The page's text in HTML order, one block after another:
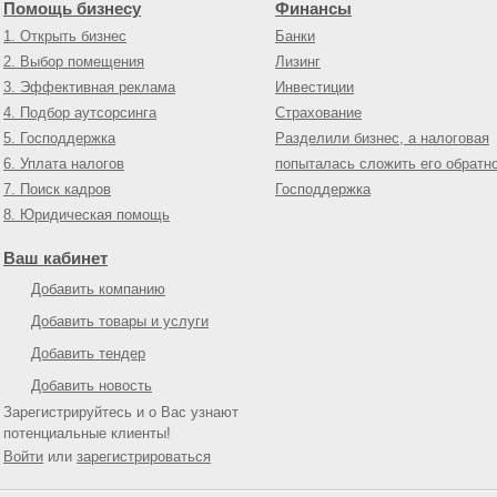
Помощь бизнесу
1. Открыть бизнес
2. Выбор помещения
3. Эффективная реклама
4. Подбор аутсорсинга
5. Господдержка
6. Уплата налогов
7. Поиск кадров
8. Юридическая помощь
Финансы
Банки
Лизинг
Инвестиции
Страхование
Разделили бизнес, а налоговая
попыталась сложить его
Господдержка
Ваш кабинет
Добавить компанию
Добавить товары и услуги
Добавить тендер
Добавить новость
Зарегистрируйтесь и о Вас узнают
потенциальные клиенты!
Войти или зарегистрироваться